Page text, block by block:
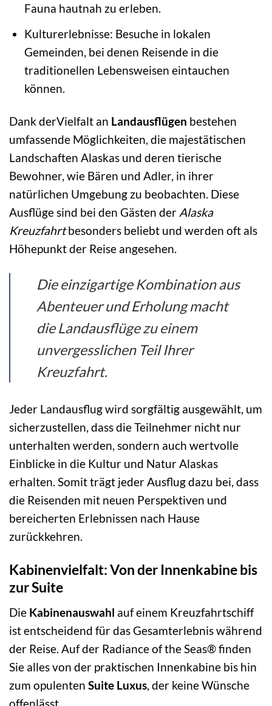
Fauna hautnah zu erleben.
Kulturerlebnisse: Besuche in lokalen
Gemeinden, bei denen Reisende in die
traditionellen Lebensweisen eintauchen
können.
Dank derVielfalt an Landausflügen bestehen
umfassende Möglichkeiten, die majestätischen
Landschaften Alaskas und deren tierische
Bewohner, wie Bären und Adler, in ihrer
natürlichen Umgebung zu beobachten. Diese
Ausflüge sind bei den Gästen der Alaska
Kreuzfahrtbesonders beliebt und werden oft als
Höhepunkt der Reise angesehen.
Die einzigartige Kombination aus
Abenteuer und Erholung macht
die Landausflüge zu einem
unvergesslichen Teil Ihrer
Kreuzfahrt.
Jeder Landausflug wird sorgfältig ausgewählt, um
sicherzustellen, dass die Teilnehmer nicht nur
unterhalten werden, sondern auch wertvolle
Einblicke in die Kultur und Natur Alaskas
erhalten. Somit trägt jeder Ausflug dazu bei, dass
die Reisenden mit neuen Perspektiven und
bereicherten Erlebnissen nach Hause
zurückkehren.
Kabinenvielfalt: Von der Innenkabine bis
zur Suite
Die Kabinenauswahl auf einem Kreuzfahrtschiff
ist entscheidend für das Gesamterlebnis während
der Reise. Auf der Radiance of the Seas® finden
Sie alles von der praktischen Innenkabine bis hin
zum opulenten Suite Luxus, der keine Wünsche
offenlässt.